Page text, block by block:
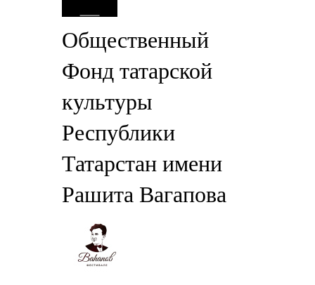
Общественный
Фонд татарской
культуры
Республики
Татарстан имени
Рашита Вагапова